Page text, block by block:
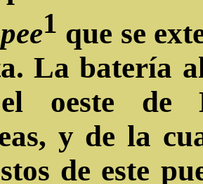
1 que se
La batería
oeste de
y de la
de este